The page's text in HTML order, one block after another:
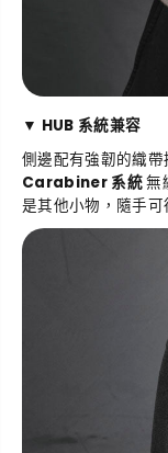
▼ HUB 系統兼容
側邊配有強韌的織
Carabiner 系統無
是其他小物，隨手可